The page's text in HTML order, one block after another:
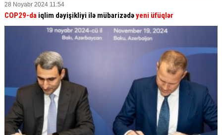
28 Noyabr 2024 11:54
COP29-da iqlim dəyişikliyi ilə mübarizədəyeni üfüqlər